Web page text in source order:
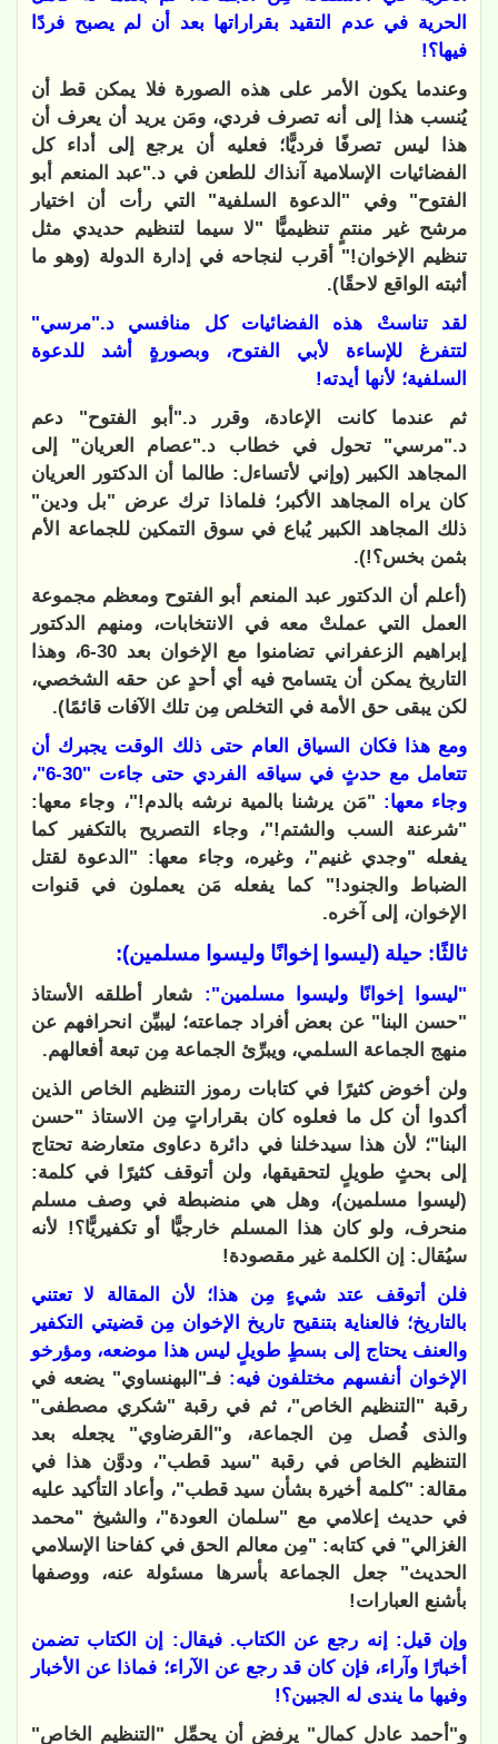
الحرية في عدم التقيد بقراراتها بعد أن لم يصبح فردًا
فيها؟!
وعندما يكون الأمر على هذه الصورة فلا يمكن قط أن
يُنسب هذا إلى أنه تصرف فردي، ومَن يريد أن يعرف أن
هذا ليس تصرفًا فرديًّا؛ فعليه أن يرجع إلى أداء كل
الفضائيات الإسلامية آنذاك للطعن في د."عبد المنعم أبو
الفتوح" وفي "الدعوة السلفية" التي رأت أن اختيار
مرشح غير منتمٍ تنظيميًّا "لا سيما لتنظيم حديدي مثل
تنظيم الإخوان!" أقرب لنجاحه في إدارة الدولة (وهو ما
أثبته الواقع لاحقًا).
لقد تناستْ هذه الفضائيات كل منافسي د."مرسي"
لتتفرغ للإساءة لأبي الفتوح، وبصورةٍ أشد للدعوة
السلفية؛ لأنها أيدته!
ثم عندما كانت الإعادة، وقرر د."أبو الفتوح" دعم
د."مرسي" تحول في خطاب د."عصام العريان" إلى
المجاهد الكبير (وإني لأتساءل: طالما أن الدكتور العريان
كان يراه المجاهد الأكبر؛ فلماذا ترك عرض "بل ودين"
ذلك المجاهد الكبير يُباع في سوق التمكين للجماعة الأم
بثمن بخس؟!).
(أعلم أن الدكتور عبد المنعم أبو الفتوح ومعظم مجموعة
العمل التي عملتْ معه في الانتخابات، ومنهم الدكتور
إبراهيم الزعفراني تضامنوا مع الإخوان بعد 30-6، وهذا
التاريخ يمكن أن يتسامح فيه أي أحدٍ عن حقه الشخصي،
لكن يبقى حق الأمة في التخلص مِن تلك الآفات قائمًا).
ومع هذا فكان السياق العام حتى ذلك الوقت يجبرك أن
تتعامل مع حدثٍ في سياقه الفردي حتى جاءت "30-6"،
وجاء معها: "مَن يرشنا بالمية نرشه بالدم!"، وجاء معها:
"شرعنة السب والشتم!"، وجاء التصريح بالتكفير كما
يفعله "وجدي غنيم"، وغيره، وجاء معها: "الدعوة لقتل
الضباط والجنود!" كما يفعله مَن يعملون في قنوات
الإخوان، إلى آخره.
ثالثًا: حيلة (ليسوا إخوانًا وليسوا مسلمين):
"ليسوا إخوانًا وليسوا مسلمين":
شعار أطلقه الأستاذ
"حسن البنا" عن بعض أفراد جماعته؛ ليبيِّن انحرافهم عن
منهج الجماعة السلمي، ويبرِّئ الجماعة مِن تبعة أفعالهم.
ولن أخوض كثيرًا في كتابات رموز التنظيم الخاص الذين
أكدوا أن كل ما فعلوه كان بقراراتٍ مِن الاستاذ "حسن
البنا"؛ لأن هذا سيدخلنا في دائرة دعاوى متعارضة تحتاج
إلى بحثٍ طويلٍ لتحقيقها، ولن أتوقف كثيرًا في كلمة:
(ليسوا مسلمين)، وهل هي منضبطة في وصف مسلم
منحرف، ولو كان هذا المسلم خارجيًّا أو تكفيريًّا؟! لأنه
سيُقال: إن الكلمة غير مقصودة!
فلن أتوقف عتد شيءٍ مِن هذا؛ لأن المقالة لا تعتني
بالتاريخ؛ فالعناية بتنقيح تاريخ الإخوان مِن قضيتي التكفير
والعنف يحتاج إلى بسطٍ طويلٍ ليس هذا موضعه، ومؤرخو
الإخوان أنفسهم مختلفون فيه: فـ"البهنساوي" يضعه في
رقبة "التنظيم الخاص"، ثم في رقبة "شكري مصطفى"
والذى فُصل مِن الجماعة، و"القرضاوي" يجعله بعد
التنظيم الخاص في رقبة "سيد قطب"، ودوَّن هذا في
مقالة: "كلمة أخيرة بشأن سيد قطب"، وأعاد التأكيد عليه
في حديث إعلامي مع "سلمان العودة"، والشيخ "محمد
الغزالي" في كتابه: "مِن معالم الحق في كفاحنا الإسلامي
الحديث" جعل الجماعة بأسرها مسئولة عنه، ووصفها
بأشنع العبارات!
وإن قيل: إنه رجع عن الكتاب. فيقال: إن الكتاب تضمن
أخبارًا وآراء، فإن كان قد رجع عن الآراء؛ فماذا عن الأخبار
وفيها ما يندى له الجبين؟!
و"أحمد عادل كمال" يرفض أن يحمِّل "التنظيم الخاص"